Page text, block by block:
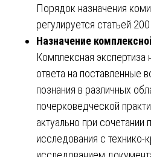
Порядок назначения
регулируется статьей
Назначение
Комплексная экспертиза
ответа на поставленные
познания в различных
почерковедческой
актуально при сочетании
исследования с технико-